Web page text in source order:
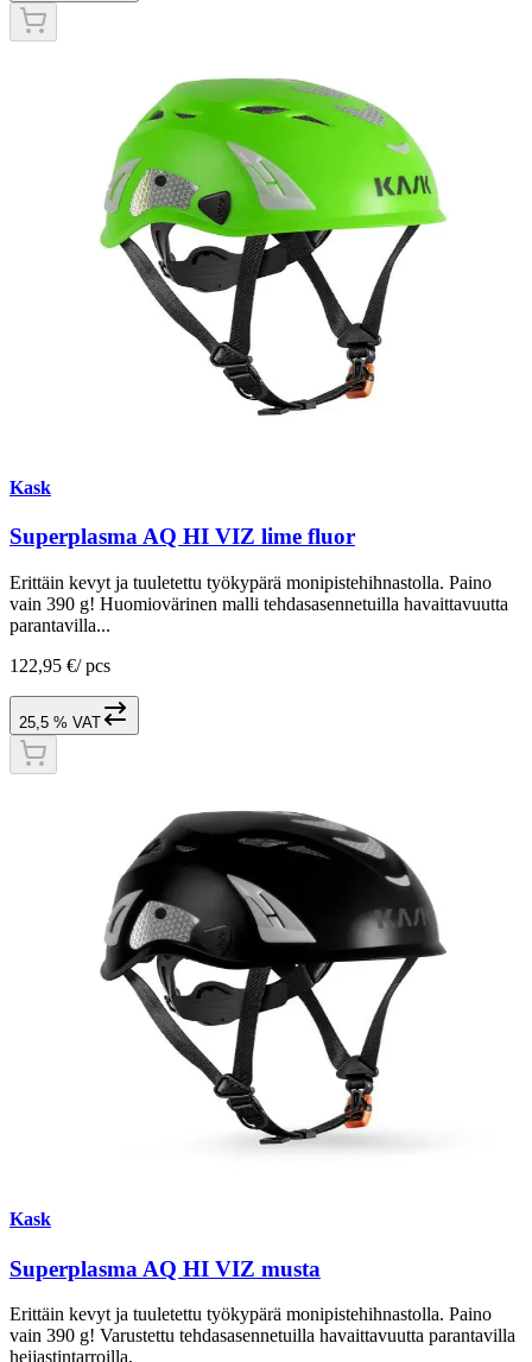
Kask
Superplasma AQ HI VIZ lime fluor
Erittäin kevyt ja tuuletettu työkypärä monipistehihnastolla. Paino
vain 390 g! Huomiovärinen malli tehdasasennetuilla havaittavuutta
parantavilla...
122,95 €/ pcs
25,5 % VAT
Kask
Superplasma AQ HI VIZ musta
Erittäin kevyt ja tuuletettu työkypärä monipistehihnastolla. Paino
vain 390 g! Varustettu tehdasasennetuilla havaittavuutta parantavilla
heijastintarroilla,